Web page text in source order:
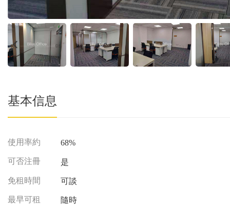
基本信息
使用率約 68%
可否注冊 是
免租時間 可談
最早可租 隨時